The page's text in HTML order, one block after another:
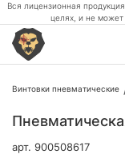
Вся лицензионная
целях, и не
Винтовки пневматические
арт. 900508617